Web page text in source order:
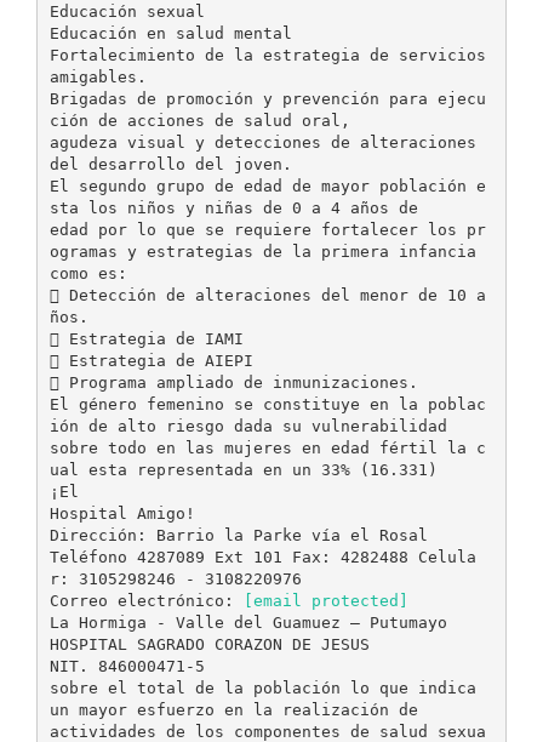
Educación sexual
Educación en salud mental
Fortalecimiento de la estrategia de servicios
amigables.
Brigadas de promoción y prevención para ejecu
ción de acciones de salud oral,
agudeza visual y detecciones de alteraciones
del desarrollo del joven.
El segundo grupo de edad de mayor población e
sta los niños y niñas de 0 a 4 años de
edad por lo que se requiere fortalecer los pr
ogramas y estrategias de la primera infancia
como es:
 Detección de alteraciones del menor de 10 a
ños.
 Estrategia de IAMI
 Estrategia de AIEPI
 Programa ampliado de inmunizaciones.
El género femenino se constituye en la poblac
ión de alto riesgo dada su vulnerabilidad
sobre todo en las mujeres en edad fértil la c
ual esta representada en un 33% (16.331)
¡El
Hospital Amigo!
Dirección: Barrio la Parke vía el Rosal
Teléfono 4287089 Ext 101 Fax: 4282488 Celula
r: 3105298246 - 3108220976
Correo electrónico:
[email protected]
La Hormiga - Valle del Guamuez – Putumayo
HOSPITAL SAGRADO CORAZON DE JESUS
NIT. 846000471-5
sobre el total de la población lo que indica
un mayor esfuerzo en la realización de
actividades de los componentes de salud sexua